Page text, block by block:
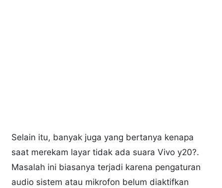
Selain itu, banyak juga yang bertanya kenapa
saat merekam layar tidak ada suara Vivo y20?.
Masalah ini biasanya terjadi karena pengaturan
audio sistem atau mikrofon belum diaktifkan